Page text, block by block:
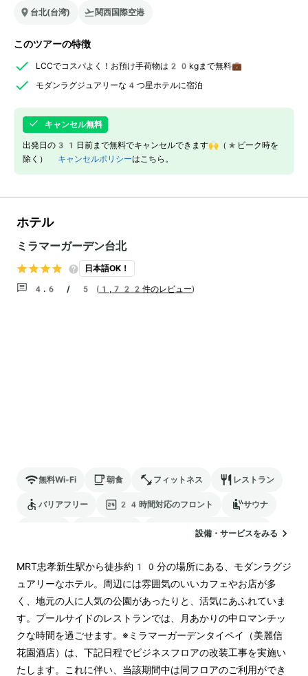
台北(台湾)
関西国際空港
このツアーの特徴
LCCでコスパよく！お預け手荷物は20kgまで無料💼
モダンラグジュアリーな4つ星ホテルに宿泊
キャンセル無料
出発日の31日前まで無料でキャンセルできます🙌（*ピーク時を
除く） キャンセルポリシーはこちら。
ホテル
ミラマーガーデン台北
日本語OK！
4.6 / 5 ( 1,722件のレビュー)
無料Wi-Fi 朝食 フィットネス レストラン
バリアフリー 24時間対応のフロント サウナ
電気自動車の充電スタンド
設備・サービスをみる
MRT忠孝新生駅から徒歩約10分の場所にある、モダンラグジ
ュアリーなホテル。周辺には雰囲気のいいカフェやお店が多
く、地元の人に人気の公園があったりと、活気にあふれていま
す。プールサイドのレストランでは、月あかりの中ロマンチッ
クな時間を過ごせます。※ミラマーガーデンタイペイ（美麗信
花園酒店）は、下記日程でビジネスフロアの改装工事を実施い
たします。これに伴い、当該期間中は同フロアのご利用ができ